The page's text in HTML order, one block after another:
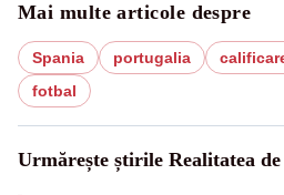
Mai multe articole despre
Spania portugalia
fotbal
Urmărește știrile Realitatea